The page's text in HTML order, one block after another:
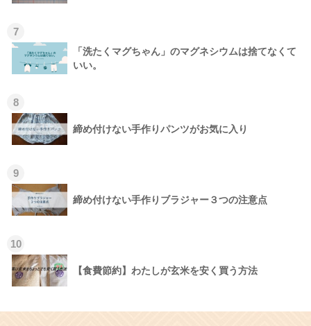
7
「洗たくマグちゃん」のマグネシウムは捨てなくて
いい。
8
締め付けない手作りパンツがお気に入り
9
締め付けない手作りブラジャー３つの注意点
10
【食費節約】わたしが玄米を安く買う方法